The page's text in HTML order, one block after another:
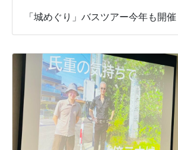
「城めぐり」バスツアー今年も開催